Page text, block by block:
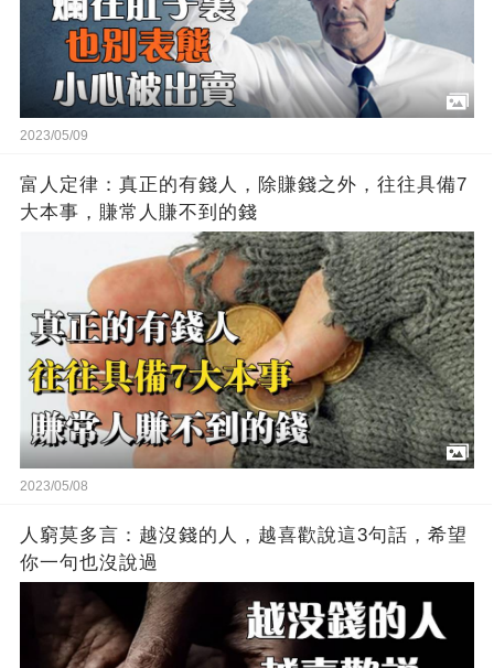
2023/05/09
富人定律：真正的有錢人，除賺錢之外，往往具備7
大本事，賺常人賺不到的錢
2023/05/08
人窮莫多言：越沒錢的人，越喜歡說這3句話，希望
你一句也沒說過